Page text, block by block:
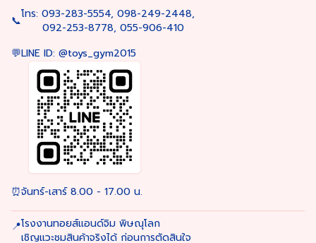
📞โทร: 093-283-5554, 098-249-2448,
092-253-8778, 055-906-410
💬LINE ID: @toys_gym2015
⏰จันทร์-เสาร์ 8.00 - 17.00 น.
📍โรงงานทอยส์แอนด์จิม พิษณุโลก
เชิญแวะชมสินค้าจริงได้ ก่อนการตัดสินใจ